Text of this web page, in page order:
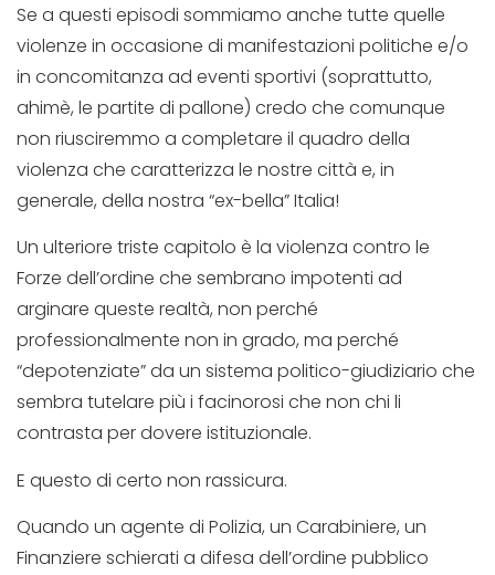
Se a questi episodi sommiamo anche tutte quelle
violenze in occasione di manifestazioni politiche e/o
in concomitanza ad eventi sportivi (soprattutto,
ahimè, le partite di pallone) credo che comunque
non riusciremmo a completare il quadro della
violenza che caratterizza le nostre città e, in
generale, della nostra “ex-bella” Italia!
Un ulteriore triste capitolo è la violenza contro le
Forze dell’ordine che sembrano impotenti ad
arginare queste realtà, non perché
professionalmente non in grado, ma perché
“depotenziate” da un sistema politico-giudiziario che
sembra tutelare più i facinorosi che non chi li
contrasta per dovere istituzionale.
E questo di certo non rassicura.
Quando un agente di Polizia, un Carabiniere, un
Finanziere schierati a difesa dell’ordine pubblico